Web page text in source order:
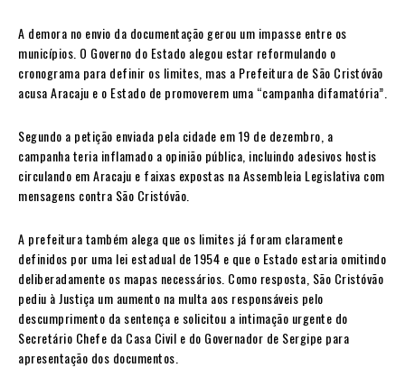
A demora no envio da documentação gerou um impasse entre os
municípios. O Governo do Estado alegou estar reformulando o
cronograma para definir os limites, mas a Prefeitura de São Cristóvão
acusa Aracaju e o Estado de promoverem uma “campanha difamatória”.
Segundo a petição enviada pela cidade em 19 de dezembro, a
campanha teria inflamado a opinião pública, incluindo adesivos hostis
circulando em Aracaju e faixas expostas na Assembleia Legislativa com
mensagens contra São Cristóvão.
A prefeitura também alega que os limites já foram claramente
definidos por uma lei estadual de 1954 e que o Estado estaria omitindo
deliberadamente os mapas necessários. Como resposta, São Cristóvão
pediu à Justiça um aumento na multa aos responsáveis pelo
descumprimento da sentença e solicitou a intimação urgente do
Secretário Chefe da Casa Civil e do Governador de Sergipe para
apresentação dos documentos.